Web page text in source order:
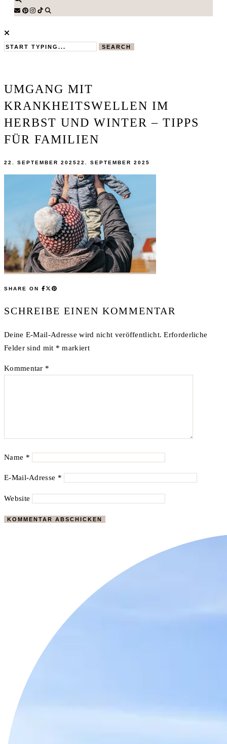
SEARCH
UMGANG MIT
KRANKHEITSWELLEN IM
HERBST UND WINTER – TIPPS
FÜR FAMILIEN
22. SEPTEMBER 202522. SEPTEMBER 2025
SHARE ON
SCHREIBE EINEN KOMMENTAR
Deine E-Mail-Adresse wird nicht veröffentlicht. Erforderliche
Felder sind mit * markiert
Kommentar *
Name *
E-Mail-Adresse *
Website